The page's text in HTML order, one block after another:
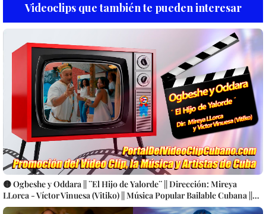
Videoclips que también te pueden interesar
🟡 Ogbeshe y Oddara || ¨El Hijo de Yalorde¨ || Dirección: Mireya
LLorca - Víctor Vinuesa (Vitiko) || Música Popular Bailable Cubana ||
SON - SALSA - TIMBA || Videoclip || CUBA